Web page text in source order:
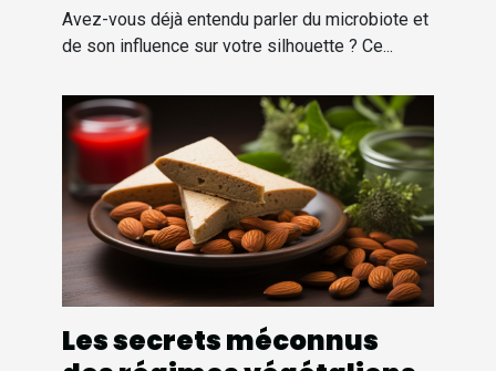
Avez-vous déjà entendu parler du microbiote et
de son influence sur votre silhouette ? Ce...
Les secrets méconnus